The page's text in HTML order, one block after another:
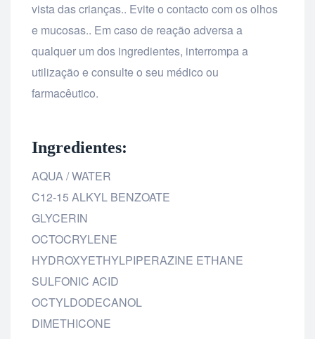
vista das crianças.. Evite o contacto com os olhos
e mucosas.. Em caso de reação adversa a
qualquer um dos ingredientes, interrompa a
utilização e consulte o seu médico ou
farmacêutico.
Ingredientes:
AQUA / WATER
C12-15 ALKYL BENZOATE
GLYCERIN
OCTOCRYLENE
HYDROXYETHYLPIPERAZINE ETHANE
SULFONIC ACID
OCTYLDODECANOL
DIMETHICONE